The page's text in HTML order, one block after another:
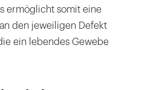
ermöglicht somit eine
den jeweiligen Defekt
ein lebendes Gewebe